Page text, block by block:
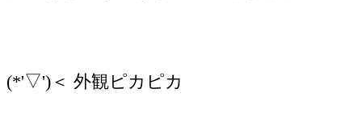
(*'▽')＜ 外観ピカピカ